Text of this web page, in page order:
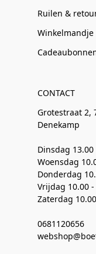
Ruilen &
Winkelmandje
CONTACT
Grotestraat 2,
Denekamp
Dinsdag
Woensdag
Donderdag
Vrijdag 10.00
Zaterdag
0681120656